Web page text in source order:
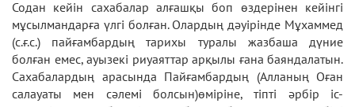
Содан кейін сахабалар алғашқы боп өздерінен кейінгі
мұсылмандарға үлгі болған. Олардың дәуірінде Мұхаммед
(с.ғ.с.) пайғамбардың тарихы туралы жазбаша дүние
болған емес, ауызекі риуаяттар арқылы ғана баяндалатын.
Сахабалардың арасында Пайғамбардың (Алланың Оған
салауаты мен сәлемі болсын)өміріне, тіпті әрбір іс-